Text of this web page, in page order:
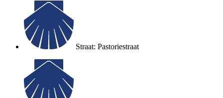
Straat: Pastoriestraat